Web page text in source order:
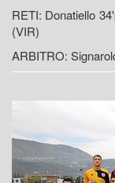
RETI: Donatiello
(VIR)
ARBITRO: